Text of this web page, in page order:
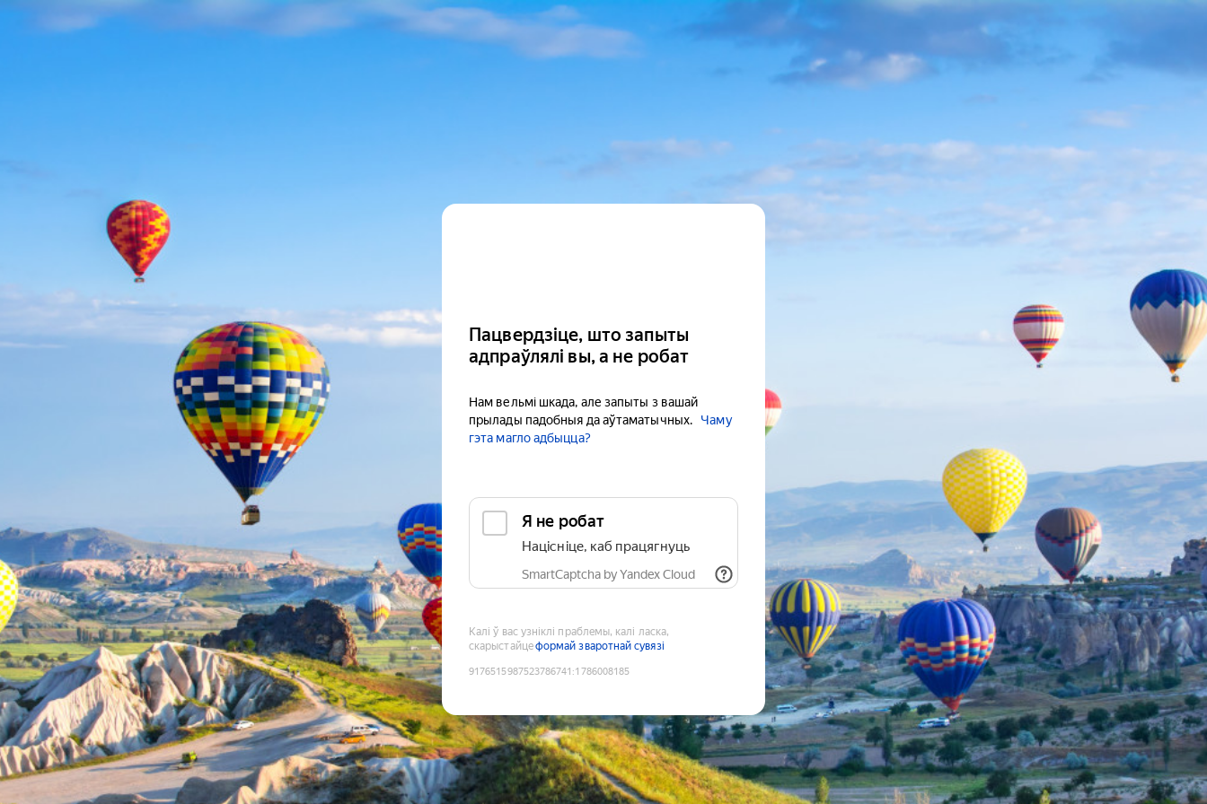
Пацвердзіце, што запыты
адпраўлялі вы, а не робат
Нам вельмі шкада, але запыты з вашай
прылады падобныя да аўтаматычных.
Чаму
гэта магло адбыцца?
Я не робат
Націсніце, каб працягнуць
SmartCaptcha by Yandex Cloud
Калі ў вас узніклі праблемы, калі ласка,
скарыстайцеформай зваротнай сувязі
9176515987523786741 :1786008185